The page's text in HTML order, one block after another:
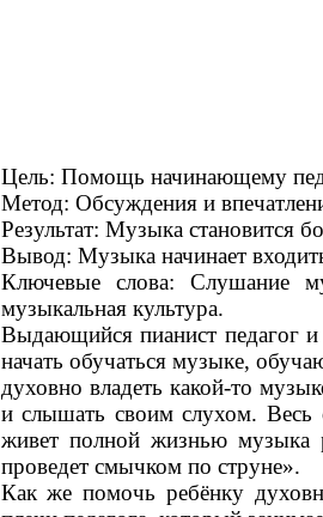
Цель: Помощь начинающему
Метод: Обсуждения и
Результат: Музыка становится
Вывод: Музыка начинает
Ключевые слова: Слушание
музыкальная культура.
Выдающийся пианист педагог
начать обучаться музыке,
духовно владеть какой-то
и слышать своим слухом. Весь
живет полной жизнью музыка
проведет смычком по струне».
Как же помочь ребёнку